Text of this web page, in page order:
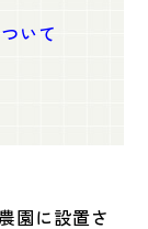
いて
園に設置さ